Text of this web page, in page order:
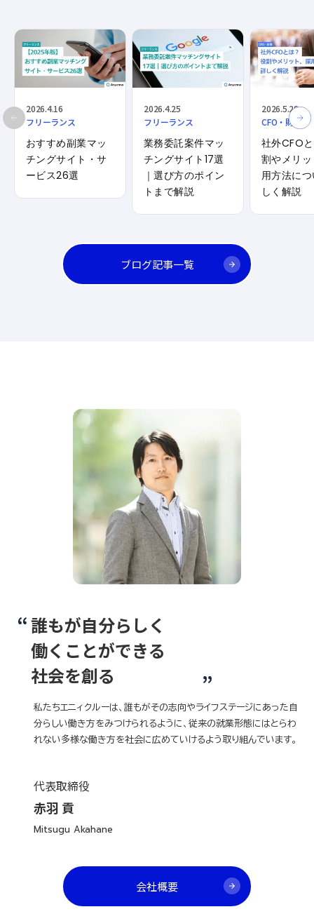
2026.4.16
フリーランス
おすすめ副業マッ
チングサイト・サ
ービス26選
2026.4.25
フリーランス
業務委託案件マッ
チングサイト17選
｜選び方のポイン
トまで解説
2026.5.28
CFO・財務
社外CFO
割やメリ
用方法に
しく解説
ブログ記事一覧
誰もが自分らしく
働くことができる
社会を創る
私たちエニィクルーは、誰もがその志向やライフステージにあった自
分らしい働き方をみつけられるように、従来の就業形態にはとらわ
れない多様な働き方を社会に広めていけるよう取り組んでいます。
代表取締役
赤羽 貢
Mitsugu Akahane
会社概要